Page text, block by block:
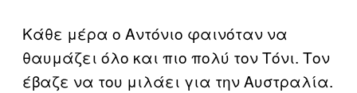
Κάθε μέρα ο Αντόνιο φαινόταν να
θαυμάζει όλο και πιο πολύ τον Τόνι. Τον
έβαζε να του μιλάει για την Αυστραλία.